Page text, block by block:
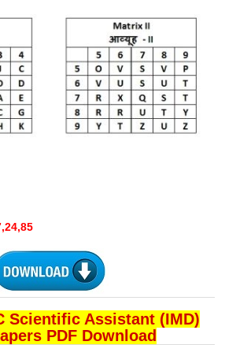
Scientific Assistant (IMD)
PDF Download